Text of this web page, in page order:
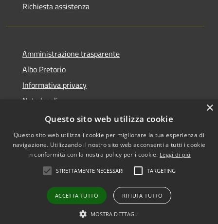
Richiesta assistenza
Amministrazione trasparente
Albo Pretorio
Informativa privacy
Note legali
Dichiarazione di accessibilità
Accessibilità
•Accesso redazione
×
Questo sito web utilizza cookie
Questo sito web utilizza i cookie per migliorare la tua esperienza di
navigazione. Utilizzando il nostro sito web acconsenti a tutti i cookie
in conformità con la nostra policy per i cookie. Leggi di più
STRETTAMENTE NECESSARI TARGETING
ACCETTA TUTTO RIFIUTA TUTTO
MOSTRA DETTAGLI